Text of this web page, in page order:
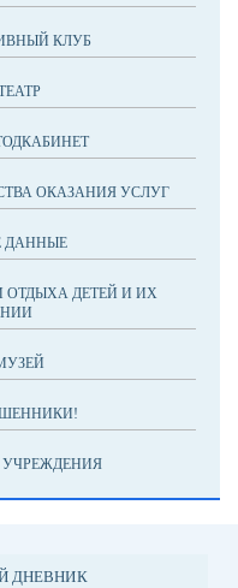
КЛУБ
ОКАЗАНИЯ УСЛУГ
ДАННЫЕ
ОТДЫХА ДЕТЕЙ И ИХ
ДНЕВНИК